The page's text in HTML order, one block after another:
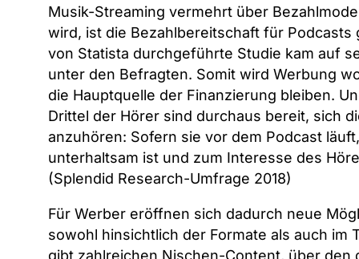
Musik-Streaming vermehrt über
wird, ist die Bezahlbereitschaft für Podcasts
von Statista durchgeführte Studie kam auf
unter den Befragten. Somit wird Werbung
die Hauptquelle der Finanzierung bleiben.
Drittel der Hörer sind durchaus bereit, sich
anzuhören: Sofern sie vor dem Podcast läuft,
unterhaltsam ist und zum Interesse des
(Splendid Research-Umfrage 2018)
Für Werber eröffnen sich dadurch neue
sowohl hinsichtlich der Formate als auch im
gibt zahlreichen Nischen-Content, über den